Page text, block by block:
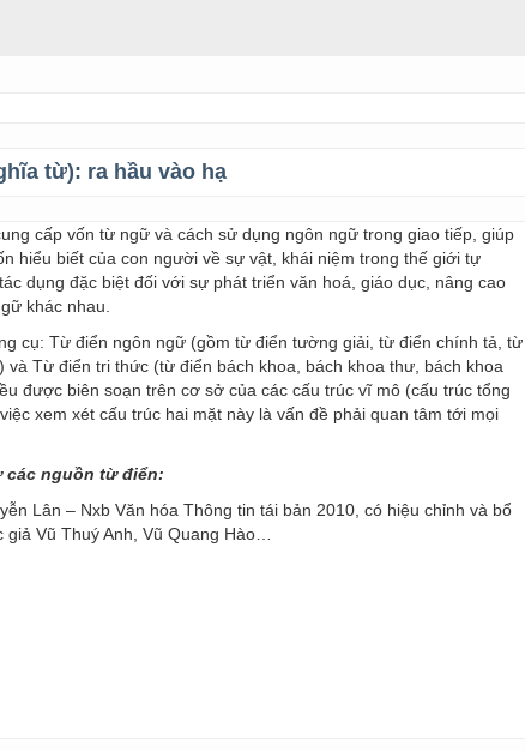
từ): ra hầu vào hạ
cấp vốn từ ngữ và cách sử dụng ngôn ngữ trong giao tiếp, giúp
hiểu biết của con người về sự vật, khái niệm trong thế giới tự
dụng đặc biệt đối với sự phát triển văn hoá, giáo dục, nâng cao
khác nhau.
cụ: Từ điển ngôn ngữ (gồm từ điển tường giải, từ điển chính tả, từ
Từ điển tri thức (từ điển bách khoa, bách khoa thư, bách khoa
được biên soạn trên cơ sở của các cấu trúc vĩ mô (cấu trúc tổng
xem xét cấu trúc hai mặt này là vấn đề phải quan tâm tới mọi
các nguồn từ điển:
Lân – Nxb Văn hóa Thông tin tái bản 2010, có hiệu chỉnh và bổ
Vũ Thuý Anh, Vũ Quang Hào…